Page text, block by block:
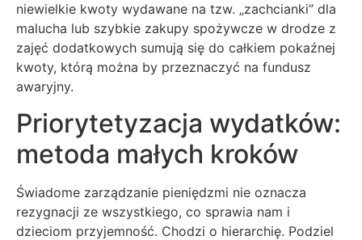
niewielkie kwoty wydawane na tzw. „zachcianki” dla
malucha lub szybkie zakupy spożywcze w drodze z
zajęć dodatkowych sumują się do całkiem pokaźnej
kwoty, którą można by przeznaczyć na fundusz
awaryjny.
Priorytetyzacja wydatków:
metoda małych kroków
Świadome zarządzanie pieniędzmi nie oznacza
rezygnacji ze wszystkiego, co sprawia nam i
dzieciom przyjemność. Chodzi o hierarchię. Podziel